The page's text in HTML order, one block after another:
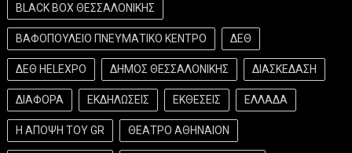
BLACK BOX ΘΕΣΣΑΛΟΝΙΚΗΣ
ΒΑΦΟΠΟΥΛΕΙΟ ΠΝΕΥΜΑΤΙΚΟ ΚΕΝΤΡΟ ΔΕΘ
ΔΕΘ HELEXPO ΔΗΜΟΣ ΘΕΣΣΑΛΟΝΙΚΗΣ ΔΙΑΣΚΕΔΑΣΗ
ΔΙΑΦΟΡΑ ΕΚΔΗΛΩΣΕΙΣ ΕΚΘΕΣΕΙΣ ΕΛΛΑΔΑ
Η ΑΠΟΨΗ ΤΟΥ GR ΘΕΑΤΡΟ ΑΘΗΝΑΙΟΝ